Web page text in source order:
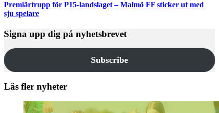
Premiärtrupp för P15-landslaget – Malmö FF sticker ut med
sju spelare
Signa upp dig på nyhetsbrevet
Subscribe
Läs fler nyheter